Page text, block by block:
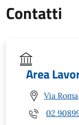
Contatti
Area
Via
02